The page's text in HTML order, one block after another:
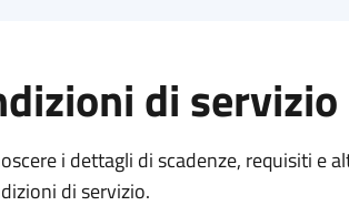
di servizio
i dettagli di scadenze, requisiti e
di servizio.